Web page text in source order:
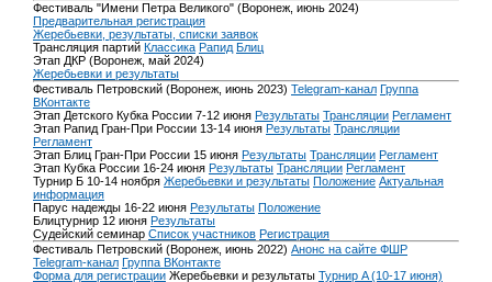
Фестиваль "Имени Петра Великого" (Воронеж, июнь 2024)
Предварительная регистрация
Жеребьевки, результаты, списки заявок
Трансляция партий Классика Рапид Блиц
Этап ДКР (Воронеж, май 2024)
Жеребьевки и результаты
Фестиваль Петровский (Воронеж, июнь 2023) Telegram-канал Группа
ВКонтакте
Этап Детского Кубка России 7-12 июня Результаты Трансляции Регламент
Этап Рапид Гран-При России 13-14 июня Результаты Трансляции
Регламент
Этап Блиц Гран-При России 15 июня Результаты Трансляции Регламент
Этап Кубка России 16-24 июня Результаты Трансляции Регламент
Турнир Б 10-14 ноября Жеребьевки и результаты Положение Актуальная
информация
Парус надежды 16-22 июня Результаты Положение
Блицтурнир 12 июня Результаты
Судейский семинар Список участников Регистрация
Фестиваль Петровский (Воронеж, июнь 2022) Анонс на сайте ФШР
Telegram-канал Группа ВКонтакте
Форма для регистрации Жеребьевки и результаты Турнир A (10-17 июня)